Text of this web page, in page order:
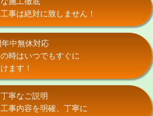
・排水トラップ
プ））
22,000円+材料費
他部品）
水栓）
合水栓） 16,500円
水器・分岐水栓） 16,500円
事は絶対に致しません！
中無休対応
時はいつでもすぐに
ます！
寧なご説明
事内容を明確、丁寧に